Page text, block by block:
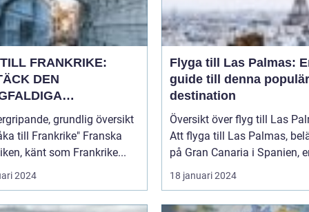
FRANKRIKE:
DEN
grundlig översikt
till Frankrike" Franska
känt som Frankrike...
2024
Flyga till Las Palmas:
guide till denna
destination
Översikt över flyg till Las
Att flyga till Las Palmas,
på Gran Canaria i Spanien,
18 januari 2024